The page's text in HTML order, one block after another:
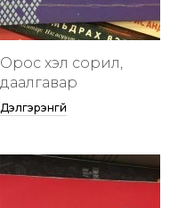
Орос хэл сорил,
даалгавар
Дэлгэрэнгүй